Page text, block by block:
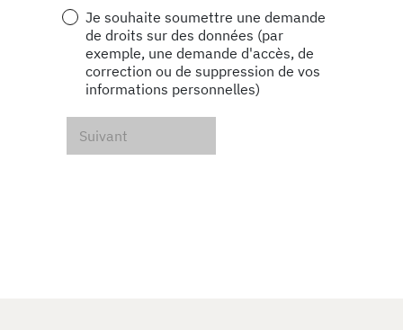
Je souhaite soumettre une demande
de droits sur des données (par
exemple, une demande d'accès, de
correction ou de suppression de vos
informations personnelles)
Suivant